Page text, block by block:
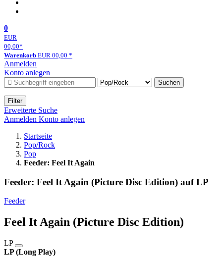
0
EUR
00,00*
Warenkorb EUR 00,00 *
Anmelden
Konto anlegen
Suchen
Filter
Erweiterte Suche
Anmelden Konto anlegen
Startseite
Pop/Rock
Pop
Feeder: Feel It Again
Feeder: Feel It Again (Picture Disc Edition) auf LP
Feeder
Feel It Again (Picture Disc Edition)
LP
LP (Long Play)